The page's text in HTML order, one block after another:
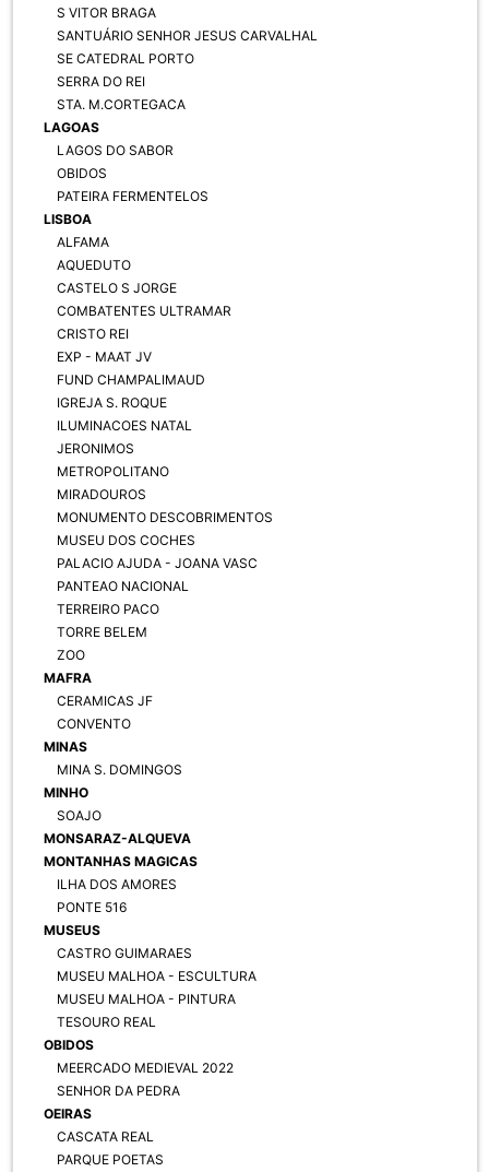
S VITOR BRAGA
SANTUÁRIO SENHOR JESUS CARVALHAL
SE CATEDRAL PORTO
SERRA DO REI
STA. M.CORTEGACA
LAGOAS
LAGOS DO SABOR
OBIDOS
PATEIRA FERMENTELOS
LISBOA
ALFAMA
AQUEDUTO
CASTELO S JORGE
COMBATENTES ULTRAMAR
CRISTO REI
EXP - MAAT JV
FUND CHAMPALIMAUD
IGREJA S. ROQUE
ILUMINACOES NATAL
JERONIMOS
METROPOLITANO
MIRADOUROS
MONUMENTO DESCOBRIMENTOS
MUSEU DOS COCHES
PALACIO AJUDA - JOANA VASC
PANTEAO NACIONAL
TERREIRO PACO
TORRE BELEM
ZOO
MAFRA
CERAMICAS JF
CONVENTO
MINAS
MINA S. DOMINGOS
MINHO
SOAJO
MONSARAZ-ALQUEVA
MONTANHAS MAGICAS
ILHA DOS AMORES
PONTE 516
MUSEUS
CASTRO GUIMARAES
MUSEU MALHOA - ESCULTURA
MUSEU MALHOA - PINTURA
TESOURO REAL
OBIDOS
MEERCADO MEDIEVAL 2022
SENHOR DA PEDRA
OEIRAS
CASCATA REAL
PARQUE POETAS